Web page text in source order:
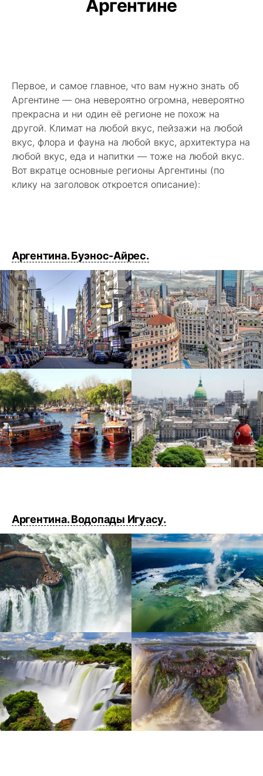
Аргентине
Первое, и самое главное, что вам нужно знать об
Аргентине — она невероятно огромна, невероятно
прекрасна и ни один её регионе не похож на
другой. Климат на любой вкус, пейзажи на любой
вкус, флора и фауна на любой вкус, архитектура на
любой вкус, еда и напитки — тоже на любой вкус.
Вот вкратце основные регионы Аргентины (по
клику на заголовок откроется описание):
Аргентина. Буэнос-Айрес.
Аргентина. Водопады Игуасу.